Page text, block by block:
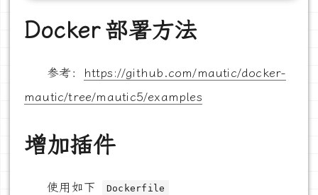
Docker 部署方法
参考：
https://github.com/mautic/docker-
mautic/tree/mautic5/examples
增加插件
使用如下 Dockerfile